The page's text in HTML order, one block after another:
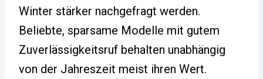
Winter stärker nachgefragt werden.
Beliebte, sparsame Modelle mit gutem
Zuverlässigkeitsruf behalten unabhängig
von der Jahreszeit meist ihren Wert.